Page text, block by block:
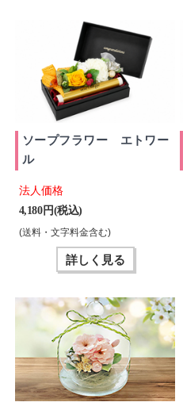
ソープフラワー エトワー
ル
法人価格
4,180 円(税込)
(送料・文字料金含む)
詳しく見る